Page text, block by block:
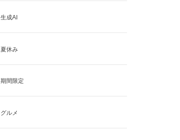
生成AI
夏休み
期間限定
グルメ